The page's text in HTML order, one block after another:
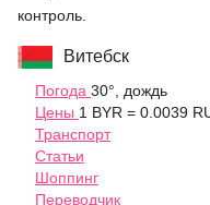
контроль.
Витебск
Погода 30°, дождь
Цены 1 BYR = 0.0039
Транспорт
Статьи
Шоппинг
Переводчик